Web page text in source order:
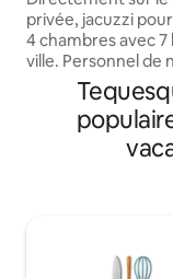
privée, jacuzzi
4 chambres avec
ville. Personnel de nettoyage sur place
(inclus). Portail
avec intimité
Regardez les
depuis chaque
avons une
séparée sur la